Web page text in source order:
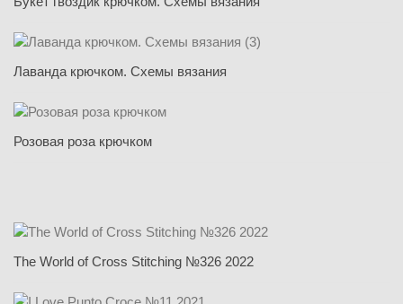
Лаванда крючком. Схемы вязания
Розовая роза крючком
The World of Cross Stitching №326 2022